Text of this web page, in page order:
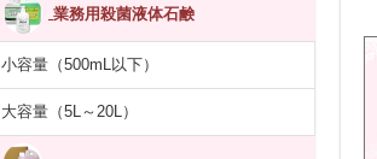
業務用殺菌液体石鹸
小容量（500mL以下）
大容量（5L～20L）